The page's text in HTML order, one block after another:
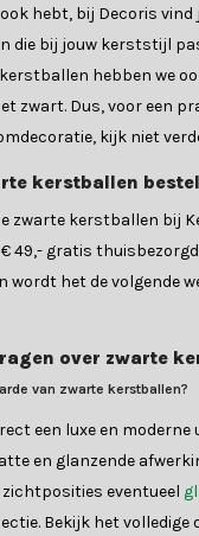
hebt, bij Decoris vind
die bij jouw kerststijl
hebben we
zwart. Dus, voor een
kijk niet
kerstballen
zwarte kerstballen bij
49,- gratis
wordt het de volgende
over zwarte
van zwarte kerstballen?
een luxe en
en glanzende
eventueel
Bekijk het volledige